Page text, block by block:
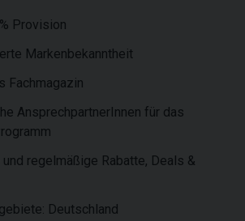
Provision
Markenbekanntheit
Fachmagazin
AnsprechpartnerInnen für das
regelmäßige Rabatte, Deals &
Deutschland